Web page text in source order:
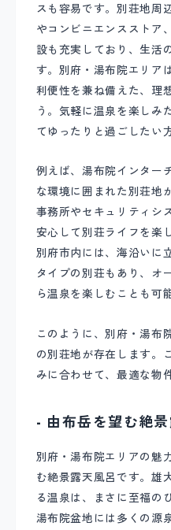
スも容易です。別荘地周
やコンビニエンスストア
設も充実しており、生活
す。別府・湯布院エリア
利便性を兼ね備えた、理
う。気軽に温泉を楽しみ
てゆったりと過ごしたい
例えば、湯布院インター
な環境に囲まれた別荘地
事務所やセキュリティシ
安心して別荘ライフを楽
別府市内には、海沿いに
タイプの別荘もあり、オ
ら温泉を楽しむことも可
このように、別府・湯布
の別荘地が存在します。
みに合わせて、最適な物
- 由布岳を望む絶
別府・湯布院エリアの魅
む絶景露天風呂です。雄
る温泉は、まさに至福の
湯布院盆地には多くの源